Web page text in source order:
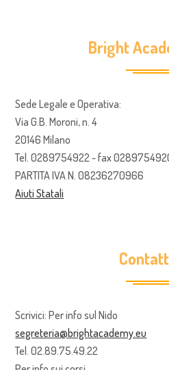
Bright
Sede Legale e Operativa:
Via G.B. Moroni, n. 4
20146 Milano
Tel. 0289754922 - fax
PARTITA IVA N. 08236270966
Aiuti Statali
Scrivici: Per info sul Nido
segreteria@brightacademy.eu
Tel. 02.89.75.49.22